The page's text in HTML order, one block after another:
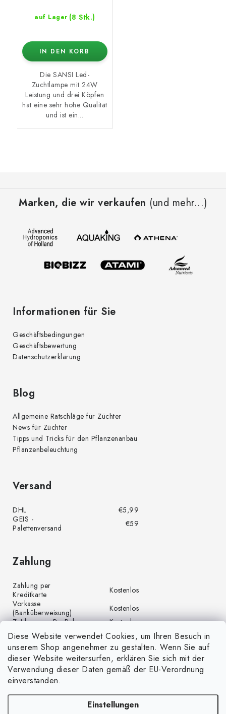
Diese Website verwendet Cookies, um Ihren Besuch in
unserem Shop angenehmer zu gestalten. Wenn Sie auf
dieser Website weitersurfen, erklären Sie sich mit der
Verwendung dieser Daten gemäß der EU-Verordnung
einverstanden.
Einstellungen
auf Lager (8 Stk.)
IN DEN KORB
Die SANSI Led-
Zuchtlampe mit 24W
Leistung und drei Köpfen
hat eine sehr hohe Qualität
und ist ein...
Marken, die wir verkaufen (und mehr...)
Informationen für Sie
Geschäftsbedingungen
Geschäftsbewertung
Datenschutzerklärung
Blog
Allgemeine Ratschläge für Züchter
News für Züchter
Tipps und Tricks für den Pflanzenanbau
Pflanzenbeleuchtung
Versand
DHL
€5,99
GEIS -
Palettenversand
€59
Zahlung
Zahlung per
Kreditkarte
Kostenlos
Vorkasse
(Banküberweisung)
Kostenlos
Zahlung per PayPal
Kostenlos